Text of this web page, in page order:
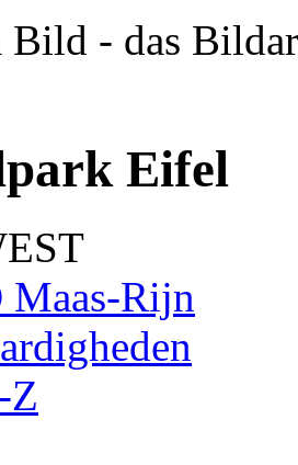
Bild - das
Eifel
Rijn
Z